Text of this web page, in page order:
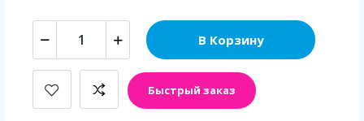
В Корзину
Быстрый заказ